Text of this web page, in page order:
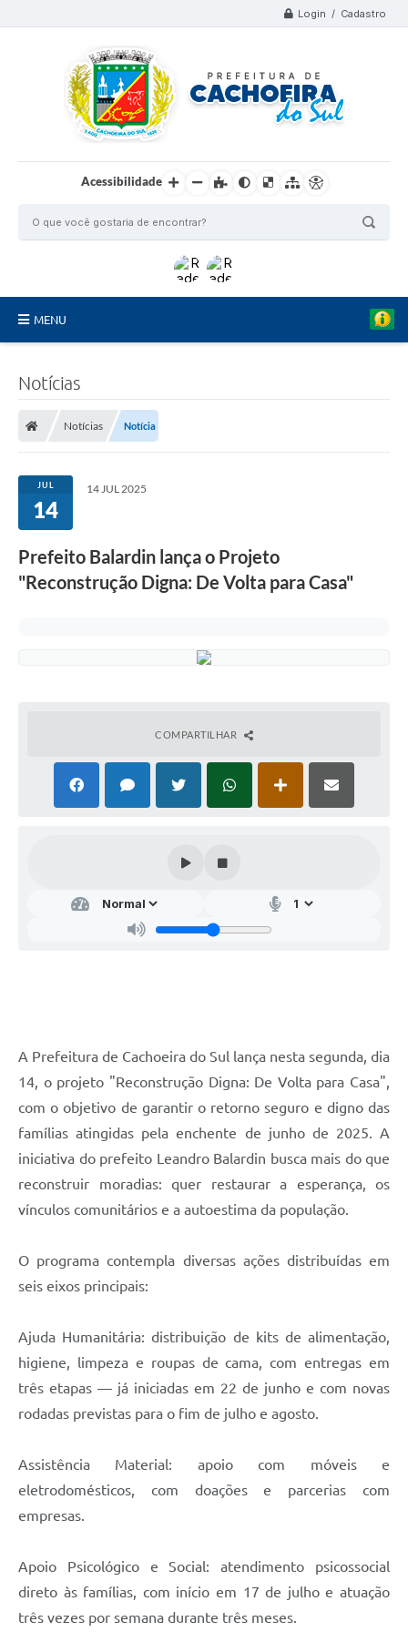
Login / Cadastro
Acessibilidade
MENU
Conselhos Municipais
Serviços on-line
Turismo
A Prefeitura
Galeria de Vídeos
Gabinetes e Secretarias
Serviços Online
Telefones Úteis
Notícias
Contato
Notícias
Notícias Notícia
JUL
14
14 JUL 2025
Prefeito Balardin lança o Projeto
"Reconstrução Digna: De Volta para Casa"
COMPARTILHAR
A Prefeitura de Cachoeira do Sul lança nesta segunda, dia
14, o projeto "Reconstrução Digna: De Volta para Casa",
com o objetivo de garantir o retorno seguro e digno das
famílias atingidas pela enchente de junho de 2025. A
iniciativa do prefeito Leandro Balardin busca mais do que
reconstruir moradias: quer restaurar a esperança, os
vínculos comunitários e a autoestima da população.
O programa contempla diversas ações distribuídas em
seis eixos principais:
Ajuda Humanitária: distribuição de kits de alimentação,
higiene, limpeza e roupas de cama, com entregas em
três etapas — já iniciadas em 22 de junho e com novas
rodadas previstas para o fim de julho e agosto.
Assistência Material: apoio com móveis e
eletrodomésticos, com doações e parcerias com
empresas.
Apoio Psicológico e Social: atendimento psicossocial
direto às famílias, com início em 17 de julho e atuação
três vezes por semana durante três meses.